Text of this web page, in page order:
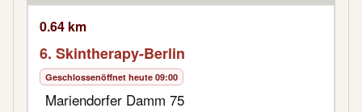
0.64 km
6. Skintherapy-Berlin
Geschlossenöffnet heute 09:00
Mariendorfer Damm 75